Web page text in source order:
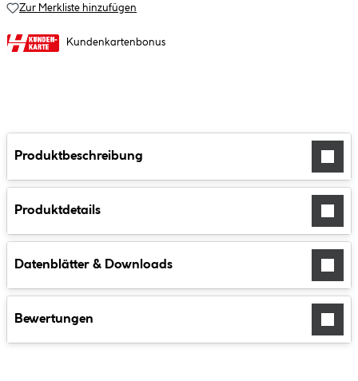
Zur Merkliste hinzufügen
Kundenkartenbonus
Produktbeschreibung
Produktdetails
Datenblätter & Downloads
Bewertungen